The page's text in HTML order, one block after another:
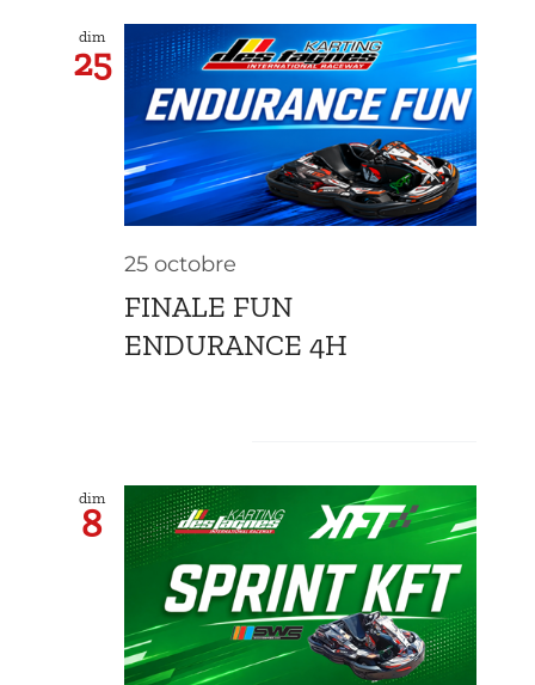
dim
25
25 octobre
FINALE FUN
ENDURANCE 4H
dim
8